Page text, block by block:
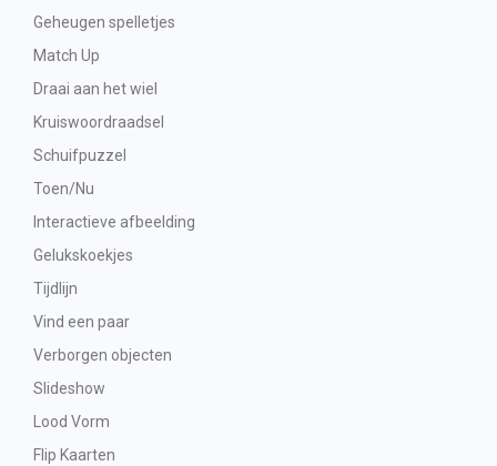
Geheugen spelletjes
Match Up
Draai aan het wiel
Kruiswoordraadsel
Schuifpuzzel
Toen/Nu
Interactieve afbeelding
Gelukskoekjes
Tijdlijn
Vind een paar
Verborgen objecten
Slideshow
Lood Vorm
Flip Kaarten